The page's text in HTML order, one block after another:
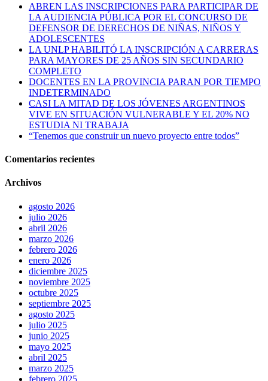
ABREN LAS INSCRIPCIONES PARA PARTICIPAR DE
LA AUDIENCIA PÚBLICA POR EL CONCURSO DE
DEFENSOR DE DERECHOS DE NIÑAS, NIÑOS Y
ADOLESCENTES
LA UNLP HABILITÓ LA INSCRIPCIÓN A CARRERAS
PARA MAYORES DE 25 AÑOS SIN SECUNDARIO
COMPLETO
DOCENTES EN LA PROVINCIA PARAN POR TIEMPO
INDETERMINADO
CASI LA MITAD DE LOS JÓVENES ARGENTINOS
VIVE EN SITUACIÓN VULNERABLE Y EL 20% NO
ESTUDIA NI TRABAJA
“Tenemos que construir un nuevo proyecto entre todos”
Comentarios recientes
Archivos
agosto 2026
julio 2026
abril 2026
marzo 2026
febrero 2026
enero 2026
diciembre 2025
noviembre 2025
octubre 2025
septiembre 2025
agosto 2025
julio 2025
junio 2025
mayo 2025
abril 2025
marzo 2025
febrero 2025